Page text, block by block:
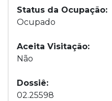
Status da Ocupação:
Ocupado
Aceita Visitação:
Não
Dossiê:
02.25598